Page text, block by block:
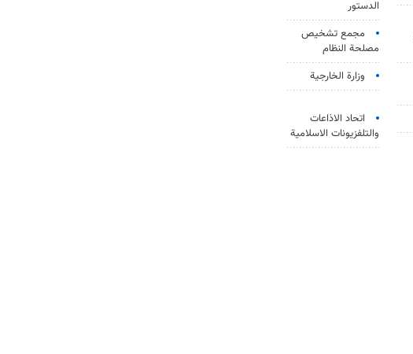
الدستور
مجمع تشخيص
مصلحة النظام
وزارة الخارجية
اتحاد الاذاعات
والتلفزيونات الاسلامية